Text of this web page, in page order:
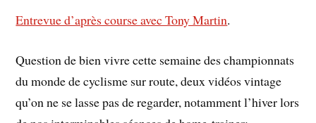
Entrevue d’après course avec Tony Martin.
Question de bien vivre cette semaine des championnats
du monde de cyclisme sur route, deux vidéos vintage
qu’on ne se lasse pas de regarder, notamment l’hiver lors